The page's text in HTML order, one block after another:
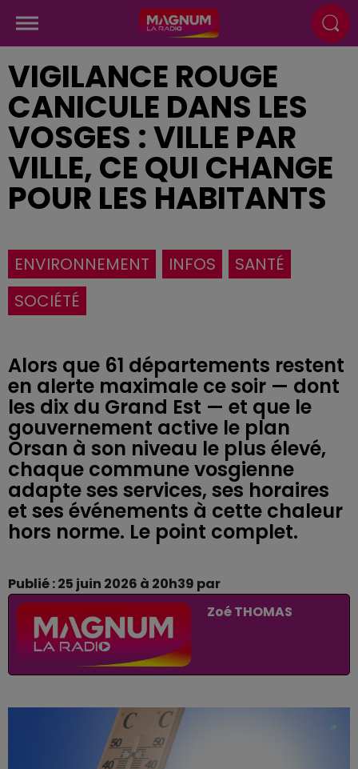
VIGILANCE ROUGE
CANICULE DANS LES
VOSGES : VILLE PAR
VILLE, CE QUI CHANGE
POUR LES HABITANTS
ENVIRONNEMENT INFOS
SANTÉ
SOCIÉTÉ
Alors que 61 départements restent
en alerte maximale ce soir — dont
les dix du Grand Est — et que le
gouvernement active le plan
Orsan à son niveau le plus élevé,
chaque commune vosgienne
adapte ses services, ses horaires
et ses événements à cette chaleur
hors norme. Le point complet.
Publié : 25 juin 2026 à 20h39 par
Zoé THOMAS